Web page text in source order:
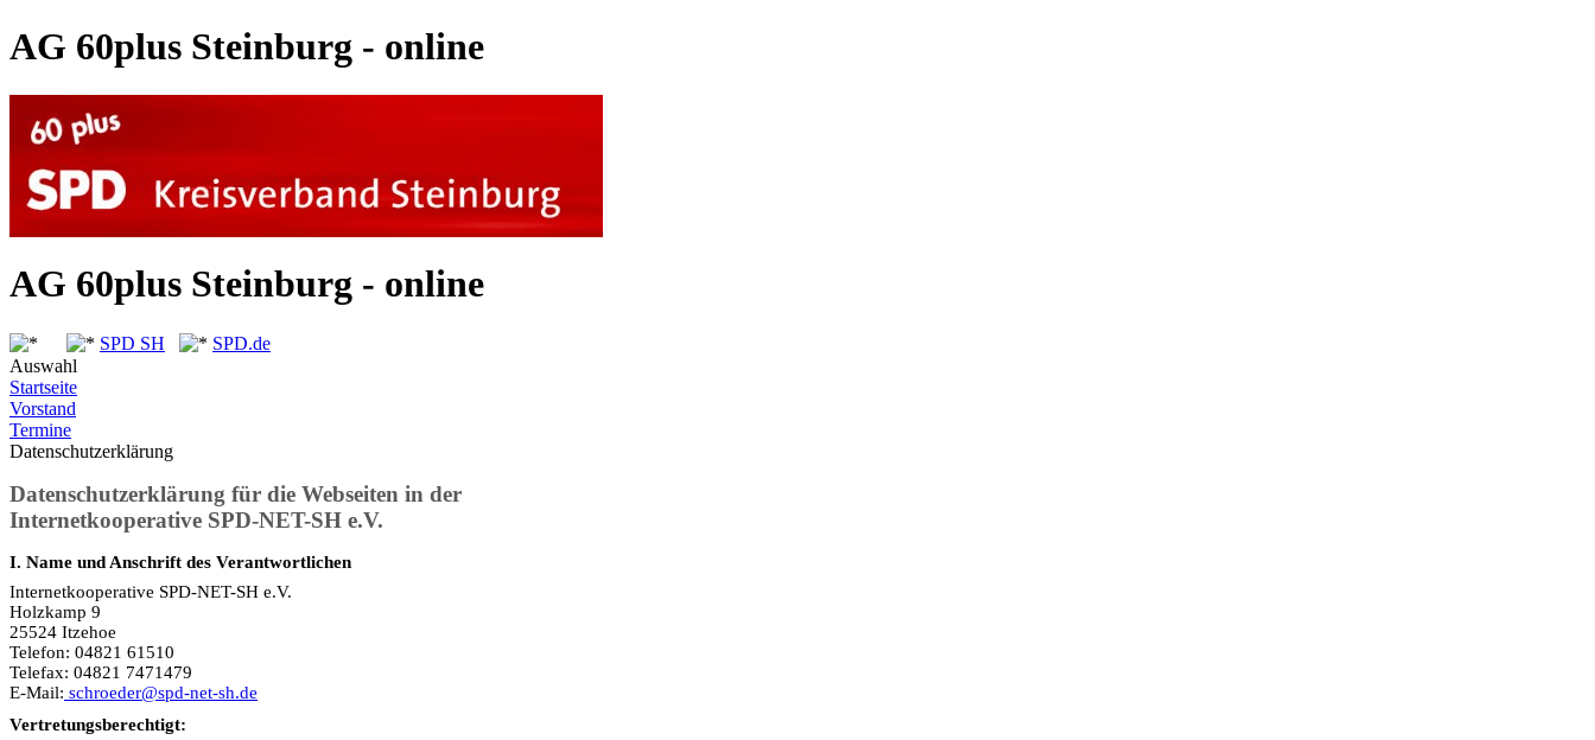
AG 60plus Steinburg - online
AG 60plus Steinburg - online
SPD SH
SPD.de
Auswahl
Startseite
Vorstand
Termine
Datenschutzerklärung
Datenschutzerklärung für die Webseiten in der
Internetkooperative SPD-NET-SH e.V.
I. Name und Anschrift des Verantwortlichen
Internetkooperative SPD-NET-SH e.V.
Holzkamp 9
25524 Itzehoe
Telefon: 04821 61510
Telefax: 04821 7471479
E-Mail: schroeder@spd-net-sh.de
Vertretungsberechtigt: